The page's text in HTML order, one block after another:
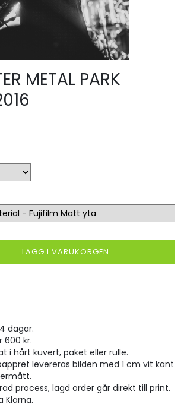
METAL PARK
LÄGG I VARUKORGEN
dagar.
600 kr.
i hårt kuvert, paket eller rulle.
levereras bilden med 1 cm vit kant
process, lagd order går direkt till print.
Klarna.